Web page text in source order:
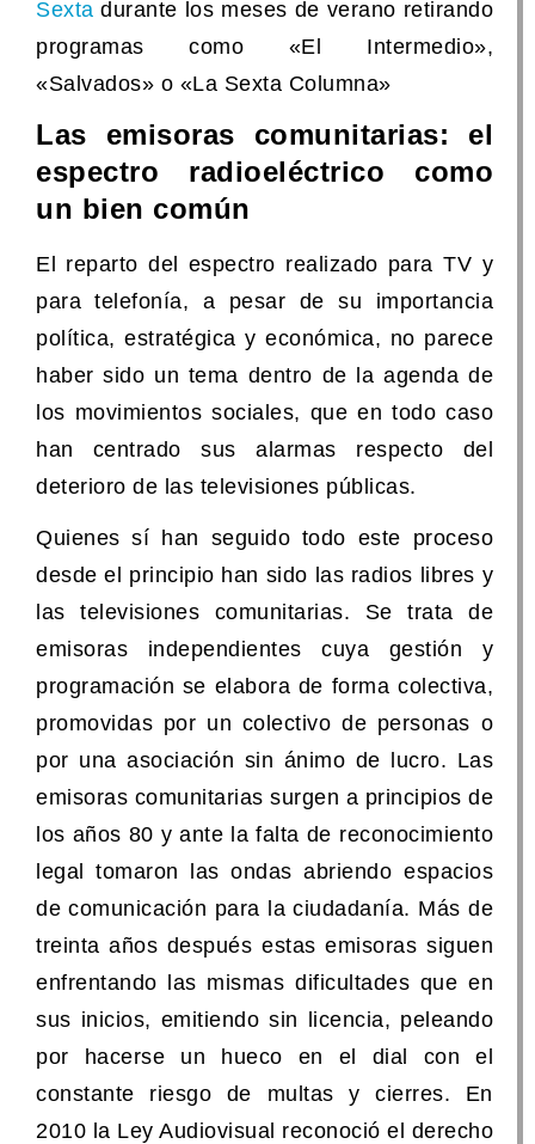
Sexta durante los meses de verano retirando
programas como «El Intermedio»,
«Salvados» o «La Sexta Columna»
Las emisoras comunitarias: el
espectro radioeléctrico como
un bien común
El reparto del espectro realizado para TV y
para telefonía, a pesar de su importancia
política, estratégica y económica, no parece
haber sido un tema dentro de la agenda de
los movimientos sociales, que en todo caso
han centrado sus alarmas respecto del
deterioro de las televisiones públicas.
Quienes sí han seguido todo este proceso
desde el principio han sido las radios libres y
las televisiones comunitarias. Se trata de
emisoras independientes cuya gestión y
programación se elabora de forma colectiva,
promovidas por un colectivo de personas o
por una asociación sin ánimo de lucro. Las
emisoras comunitarias surgen a principios de
los años 80 y ante la falta de reconocimiento
legal tomaron las ondas abriendo espacios
de comunicación para la ciudadanía. Más de
treinta años después estas emisoras siguen
enfrentando las mismas dificultades que en
sus inicios, emitiendo sin licencia, peleando
por hacerse un hueco en el dial con el
constante riesgo de multas y cierres. En
2010 la Ley Audiovisual reconoció el derecho